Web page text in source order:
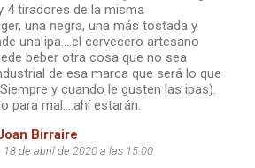
4 tiradores de la misma
una negra, una más tostada y
una ipa....el cervecero artesano
beber otra cosa que no sea
de esa marca que será lo que
y cuando le gusten las ipas).
para mal....ahí estarán.
Birraire
18 de abril de 2020 a las 15:00